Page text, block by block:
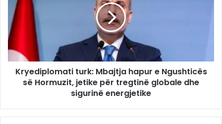
Kryediplomati turk: Mbajtja hapur e Ngushticës
së Hormuzit, jetike për tregtinë globale dhe
sigurinë energjetike